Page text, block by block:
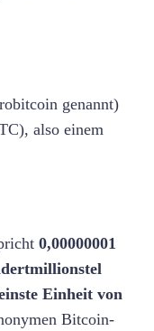
genannt)
also einem
0,00000001
Einheit von
Bitcoin-